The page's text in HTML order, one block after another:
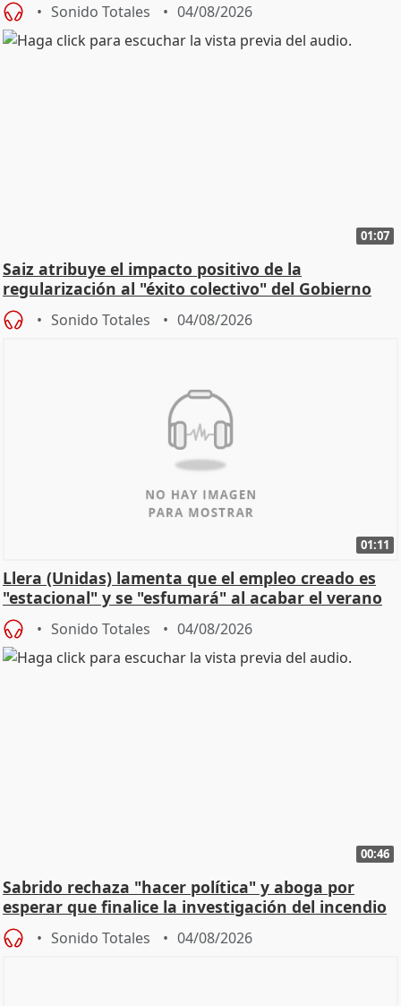
Sonido Totales 04/08/2026
01:07
Saiz atribuye el impacto positivo de la
regularización al "éxito colectivo" del Gobierno
Sonido Totales 04/08/2026
01:11
Llera (Unidas) lamenta que el empleo creado es
"estacional" y se "esfumará" al acabar el verano
Sonido Totales 04/08/2026
00:46
Sabrido rechaza "hacer política" y aboga por
esperar que finalice la investigación del incendio
Sonido Totales 04/08/2026